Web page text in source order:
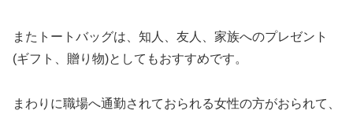
またトートバッグは、知人、友人、家族へのプレゼント
(ギフト、贈り物)としてもおすすめです。
まわりに職場へ通勤されておられる女性の方がおられて、